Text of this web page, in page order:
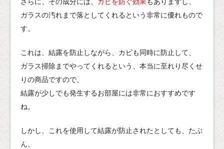
さらに、その成分には、 カビを防ぐ効果もありますし、
ガラスの汚れまで落としてくれるという非常に優れもので
す。
これは、結露を防止しながら、カビも同時に防止して、
ガラス掃除までやってくれるという、本当に至れり尽くせ
りの商品ですので、
結露が少しでも発生するお部屋には非常におすすめです
ね。
しかし、これを使用して結露が防止されたとしても、たぶ
ん、